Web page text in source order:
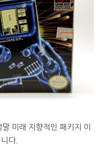
말 미래 지향적인 패키지 이
다.